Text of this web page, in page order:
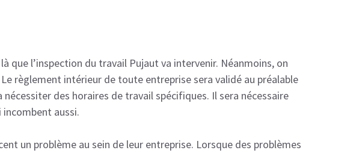
que l’inspection du travail Pujaut va intervenir. Néanmoins, on
règlement intérieur de toute entreprise sera validé au préalable
des horaires de travail spécifiques. Il sera nécessaire
aussi.
un problème au sein de leur entreprise. Lorsque des problèmes